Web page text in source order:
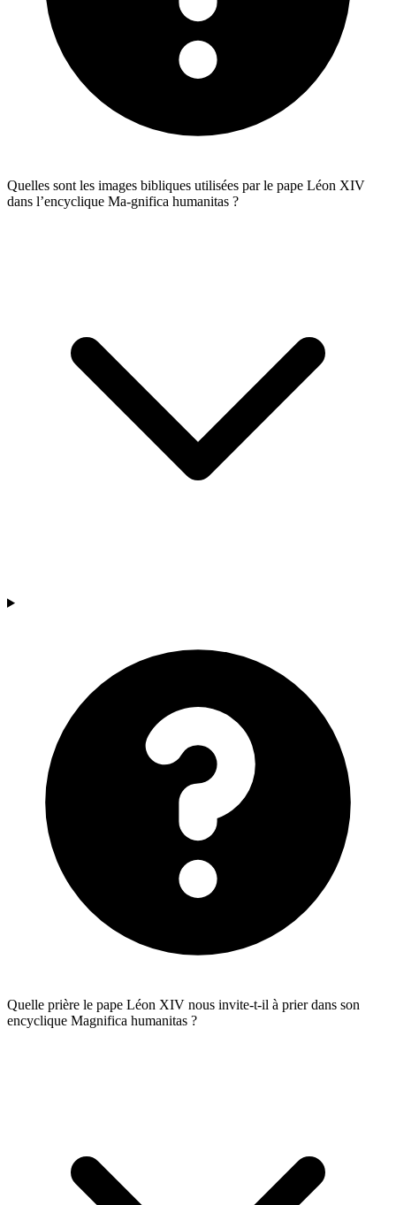
Quelles sont les images bibliques utilisées par le pape Léon XIV
dans l’encyclique Ma-gnifica humanitas ?
Quelle prière le pape Léon XIV nous invite-t-il à prier dans son
encyclique Magnifica humanitas ?